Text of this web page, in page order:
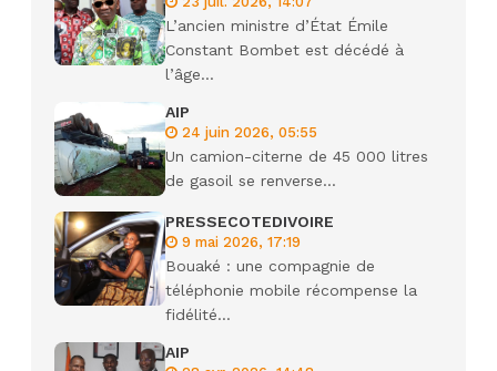
L’ancien ministre d’État Émile
Constant Bombet est décédé à
l’âge...
AIP
24 juin 2026, 05:55
Un camion-citerne de 45 000 litres
de gasoil se renverse...
PRESSECOTEDIVOIRE
9 mai 2026, 17:19
Bouaké : une compagnie de
téléphonie mobile récompense la
fidélité...
AIP